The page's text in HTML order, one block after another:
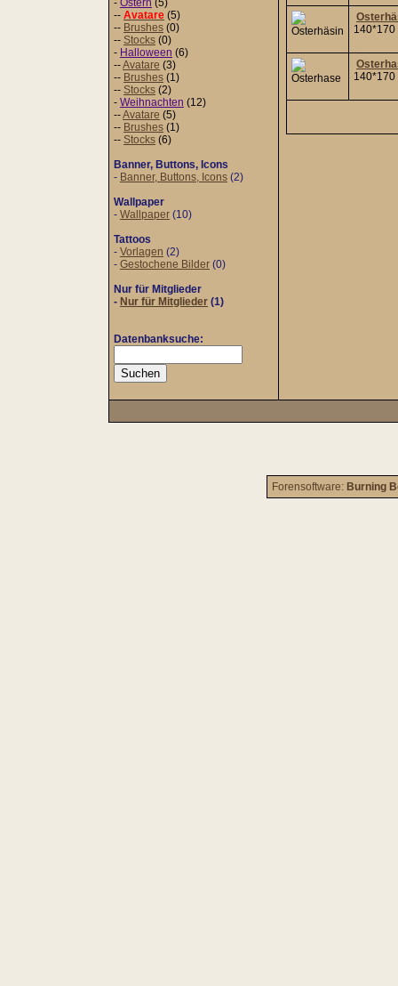
- Ostern (5)
-- Avatare (5)
-- Brushes (0)
-- Stocks (0)
- Halloween (6)
--Avatare (3)
-- Brushes (1)
-- Stocks (2)
- Weihnachten (12)
--Avatare (5)
-- Brushes (1)
-- Stocks (6)
Banner, Buttons, Icons
- Banner, Buttons, Icons (2)
Wallpaper
- Wallpaper (10)
Tattoos
- Vorlagen (2)
- Gestochene Bilder (0)
Nur für Mitglieder
- Nur für Mitglieder (1)
Datenbanksuche:
140*170
140*170
Forensoftware: Burning